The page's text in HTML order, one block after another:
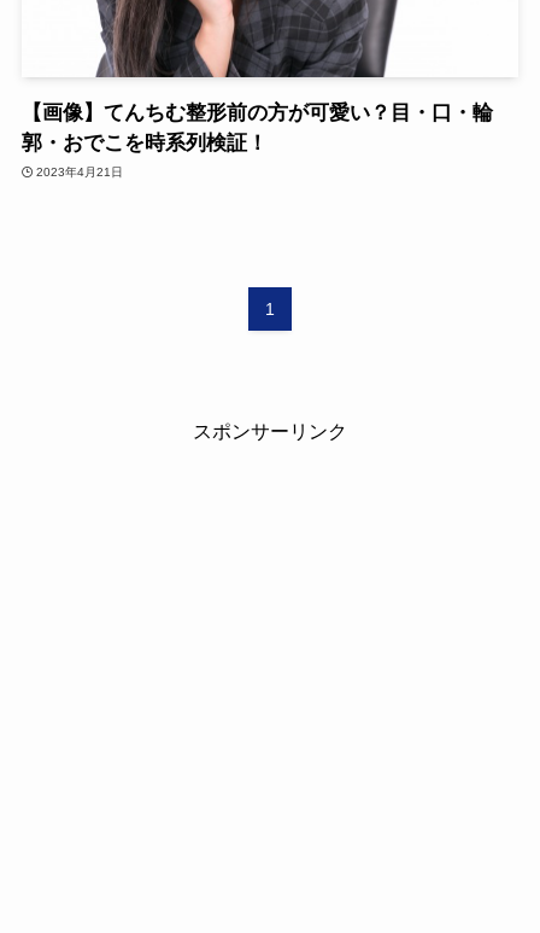
【画像】てんちむ整形前の方が可愛い？目・口・輪
郭・おでこを時系列検証！
2023年4月21日
1
スポンサーリンク